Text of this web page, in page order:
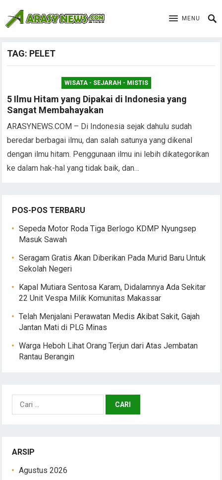
MENU
TAG: PELET
WISATA - SEJARAH - MISTIS
5 Ilmu Hitam yang Dipakai di Indonesia yang
Sangat Membahayakan
ARASYNEWS.COM – Di Indonesia sejak dahulu sudah
beredar berbagai ilmu, dan salah satunya yang dikenal
dengan ilmu hitam. Penggunaan ilmu ini lebih dikategorikan
ke dalam hak-hal yang tidak baik, dan…
POS-POS TERBARU
Sepeda Motor Roda Tiga Berlogo KDMP Nyungsep
Masuk Sawah
Seragam Gratis Akan Diberikan Pada Murid Baru Untuk
Sekolah Negeri
Kapal Mutiara Sentosa Karam, Didalamnya Ada Sekitar
22 Unit Vespa Milik Komunitas Makassar
Telah Menjalani Perawatan Medis Akibat Sakit, Gajah
Jantan Mati di PLG Minas
Warga Heboh Lihat Orang Terjun dari Atas Jembatan
Rantau Berangin
Cari
untuk:
ARSIP
Agustus 2026